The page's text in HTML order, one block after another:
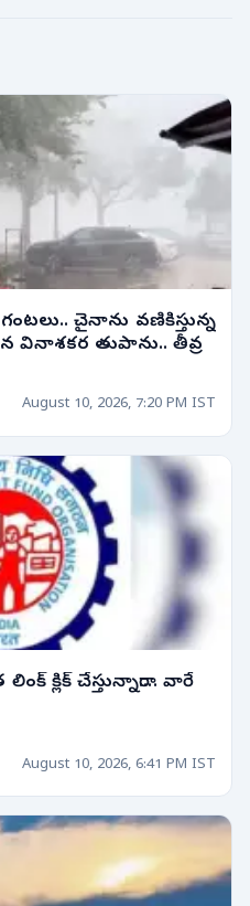
చైనాను వణికిస్తున్న
వినాశకర తుపాను.. తీవ్ర
August 10, 2026, 7:20 PM IST
క్లిక్ చేస్తున్నారా.... వారే
August 10, 2026, 6:41 PM IST